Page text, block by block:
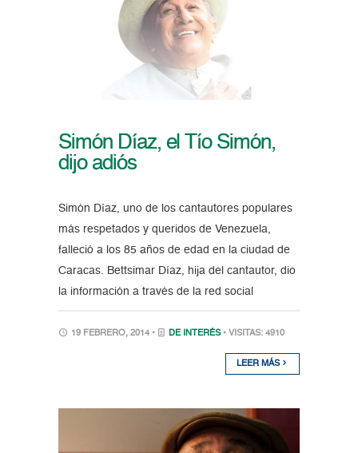
Simón Díaz, el Tío Simón,
dijo adiós
Simón Díaz, uno de los cantautores populares
más respetados y queridos de Venezuela,
falleció a los 85 años de edad en la ciudad de
Caracas. Bettsimar Díaz, hija del cantautor, dio
la información a través de la red social
19 FEBRERO, 2014 • DE INTERÉS • VISITAS: 4910
LEER MÁS